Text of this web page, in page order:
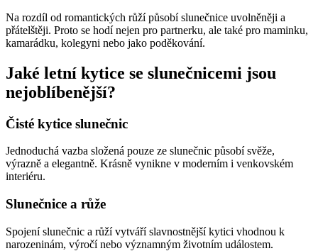
Na rozdíl od romantických růží působí slunečnice uvolněněji a
přátelštěji. Proto se hodí nejen pro partnerku, ale také pro maminku,
kamarádku, kolegyni nebo jako poděkování.
Jaké letní kytice se slunečnicemi jsou
nejoblíbenější?
Čisté kytice slunečnic
Jednoduchá vazba složená pouze ze slunečnic působí svěže,
výrazně a elegantně. Krásně vynikne v moderním i venkovském
interiéru.
Slunečnice a růže
Spojení slunečnic a růží vytváří slavnostnější kytici vhodnou k
narozeninám, výročí nebo významným životním událostem.